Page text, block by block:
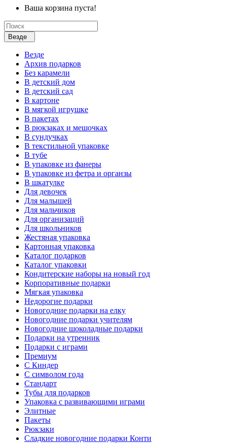
Ваша корзина пуста!
Везде
Везде
Архив подарков
Без карамели
В детский дом
В детский сад
В картоне
В мягкой игрушке
В пакетах
В рюкзаках и мешочках
В сундучках
В текстильной упаковке
В тубе
В упаковке из фанеры
В упаковке из фетра и органзы
В шкатулке
Для девочек
Для малышей
Для мальчиков
Для организаций
Для школьников
Жестяная упаковка
Картонная упаковка
Каталог подарков
Каталог упаковки
Кондитерские наборы на новый год
Корпоративные подарки
Мягкая упаковка
Недорогие подарки
Новогодние подарки на елку
Новогодние подарки учителям
Новогодние шоколадные подарки
Подарки на утренник
Подарки с играми
Премиум
С Киндер
С символом года
Стандарт
Тубы для подарков
Упаковка с развивающими играми
Элитные
Пакеты
Рюкзаки
Сладкие новогодние подарки Конти